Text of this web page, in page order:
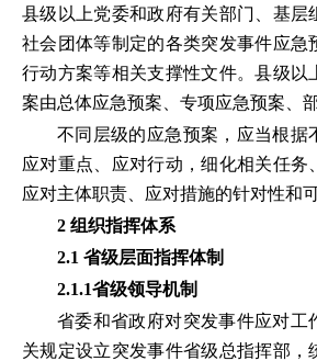
县级以上党委和政府有关部门、基层
社会团体等制定的各类突发事件应急
行动方案等相关支撑性文件。县级以
案由总体应急预案、专项应急预案、
不同层级的应急预案，应当根据
应对重点、应对行动，细化相关任务
应对主体职责、应对措施的针对性和
2 组织指挥体系
2.1 省级层面指挥体制
2.1.1省级领导机制
省委和省政府对突发事件应对工
关规定设立突发事件省级总指挥部，